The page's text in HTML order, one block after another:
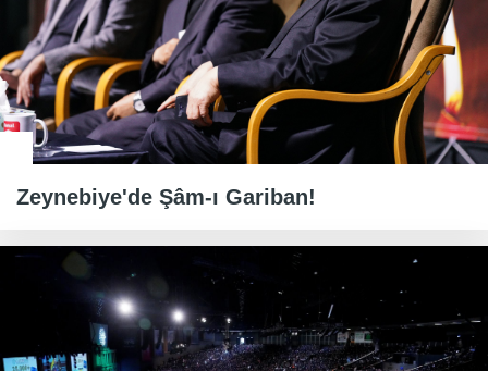
Zeynebiye'de Şâm-ı Gariban!